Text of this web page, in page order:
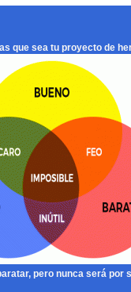
que sea tu proyecto de
pero nunca será por